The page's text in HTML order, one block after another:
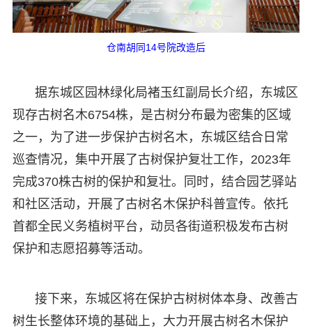
仓南胡同14号院改造后
据东城区园林绿化局褚玉红副局长介绍，东城区
现存古树名木6754株，是古树分布最为密集的区域
之一，为了进一步保护古树名木，东城区结合日常
巡查情况，集中开展了古树保护复壮工作，2023年
完成370株古树的保护和复壮。同时，结合园艺驿站
和社区活动，开展了古树名木保护科普宣传。依托
首都全民义务植树平台，动员各街道积极发布古树
保护和志愿招募等活动。
接下来，东城区将在保护古树树体本身、改善古
树生长整体环境的基础上，大力开展古树名木保护